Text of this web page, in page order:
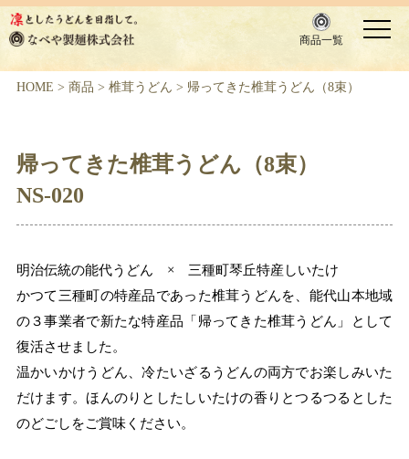
商品一覧
HOME > 商品 > 椎茸うどん > 帰ってきた椎茸うどん（8束）
帰ってきた椎茸うどん（8束）
NS-020
明治伝統の能代うどん × 三種町琴丘特産しいたけ
かつて三種町の特産品であった椎茸うどんを、能代山本地域
の３事業者で新たな特産品「帰ってきた椎茸うどん」として
復活させました。
温かいかけうどん、冷たいざるうどんの両方でお楽しみいた
だけます。ほんのりとしたしいたけの香りとつるつるとした
のどごしをご賞味ください。